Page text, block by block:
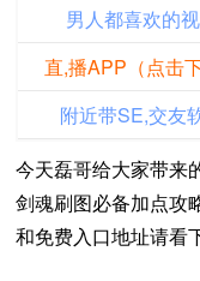
男人都喜欢的
直,播APP（点击下
附近带SE,交友
今天磊哥给大家带来
剑魂刷图必备加点攻
和免费入口地址请看